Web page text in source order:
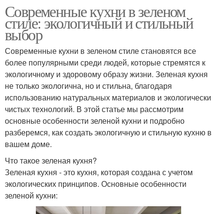
Современные кухни в зеленом
стиле: экологичный и стильный
выбор
Современные кухни в зеленом стиле становятся все
более популярными среди людей, которые стремятся к
экологичному и здоровому образу жизни. Зеленая кухня
не только экологична, но и стильна, благодаря
использованию натуральных материалов и экологически
чистых технологий. В этой статье мы рассмотрим
основные особенности зеленой кухни и подробно
разберемся, как создать экологичную и стильную кухню в
вашем доме.
Что такое зеленая кухня?
Зеленая кухня - это кухня, которая создана с учетом
экологических принципов. Основные особенности
зеленой кухни: